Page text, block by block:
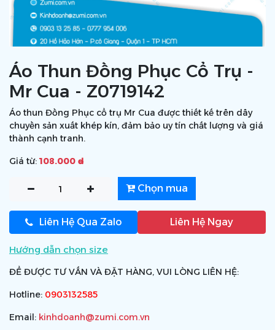
Áo Thun Đồng Phục Cổ Trụ -
Mr Cua - Z0719142
Áo thun Đồng Phục cổ trụ Mr Cua được thiết kế trên dây
chuyền sản xuất khép kín, đảm bảo uy tín chất lượng và giá
thành cạnh tranh.
Giá từ: 108.000 ₫
Chọn mua
Liên Hệ Qua Zalo Liên Hệ Ngay
Hướng dẫn chọn size
ĐỂ ĐƯỢC TƯ VẤN VÀ ĐẶT HÀNG, VUI LÒNG LIÊN HỆ:
Hotline: 0903132585
Email: kinhdoanh@zumi.com.vn